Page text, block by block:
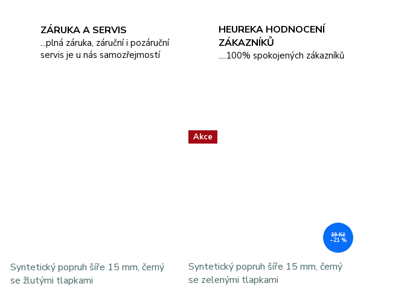
ZÁRUKA A SERVIS
...plná záruka, záruční i pozáruční
servis je u nás samozřejmostí
HEUREKA HODNOCENÍ
ZÁKAZNÍKŮ
....100% spokojených zákazníků
Syntetický popruh šíře 15 mm, černý
se žlutými tlapkami
Akce
19 Kč
–21 %
Syntetický popruh šíře 15 mm, černý
se zelenými tlapkami